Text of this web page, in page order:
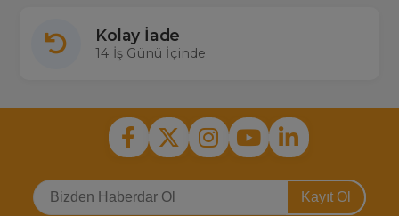
Kolay İade
14 İş Günü İçinde
Kayıt Ol